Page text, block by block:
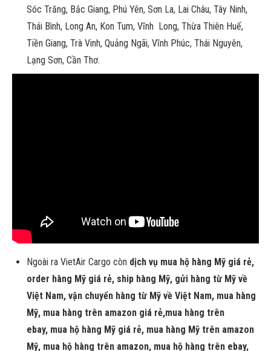
Sóc Trăng, Bắc Giang, Phú Yên, Sơn La, Lai Châu, Tây Ninh,
Thái Bình, Long An, Kon Tum, Vĩnh Long, Thừa Thiên Huế,
Tiền Giang, Trà Vinh, Quảng Ngãi, Vĩnh Phúc, Thái Nguyên,
Lạng Sơn, Cần Thơ.
Ngoài ra VietAir Cargo còn dịch vụ mua hộ hàng Mỹ giá rẻ,
order hàng Mỹ giá rẻ, ship hàng Mỹ, gửi hàng từ Mỹ về
Việt Nam, vận chuyển hàng từ Mỹ về Việt Nam, mua hàng
Mỹ, mua hàng trên amazon giá rẻ,mua hàng trên
ebay, mua hộ hàng Mỹ giá rẻ, mua hàng Mỹ trên amazon
Mỹ, mua hộ hàng trên amazon, mua hộ hàng trên ebay,